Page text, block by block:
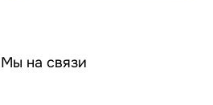
Мы на связи